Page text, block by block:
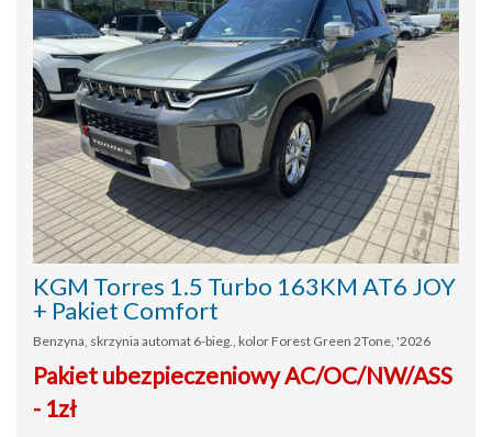
KGM Torres 1.5 Turbo 163KM AT6 JOY
+ Pakiet Comfort
Benzyna, skrzynia automat 6-bieg., kolor Forest Green 2Tone, '2026
Pakiet ubezpieczeniowy AC/OC/NW/ASS
- 1zł